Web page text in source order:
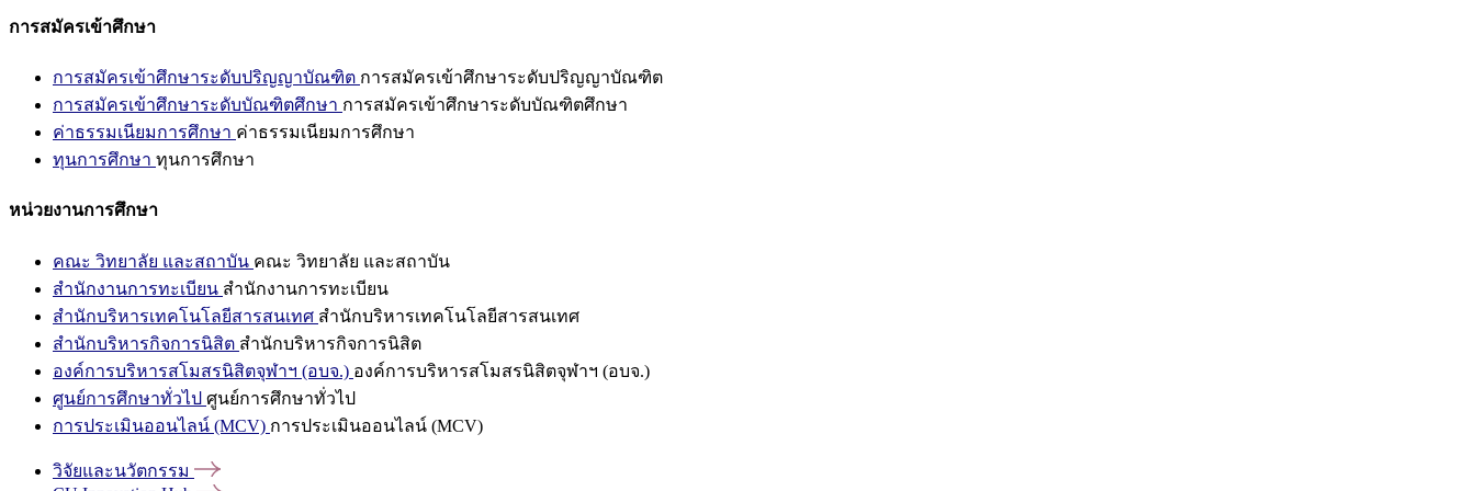
การสมัครเข้าศึกษา
การสมัครเข้าศึกษาระดับปริญญาบัณฑิต การสมัครเข้าศึกษาระดับปริญญาบัณฑิต
การสมัครเข้าศึกษาระดับบัณฑิตศึกษา การสมัครเข้าศึกษาระดับบัณฑิตศึกษา
ค่าธรรมเนียมการศึกษา ค่าธรรมเนียมการศึกษา
ทุนการศึกษา ทุนการศึกษา
หน่วยงานการศึกษา
คณะ วิทยาลัย และสถาบัน คณะ วิทยาลัย และสถาบัน
สำนักงานการทะเบียน สำนักงานการทะเบียน
สำนักบริหารเทคโนโลยีสารสนเทศ สำนักบริหารเทคโนโลยีสารสนเทศ
สำนักบริหารกิจการนิสิต สำนักบริหารกิจการนิสิต
องค์การบริหารสโมสรนิสิตจุฬาฯ (อบจ.) องค์การบริหารสโมสรนิสิตจุฬาฯ (อบจ.)
ศูนย์การศึกษาทั่วไป ศูนย์การศึกษาทั่วไป
การประเมินออนไลน์ (MCV) การประเมินออนไลน์ (MCV)
วิจัยและนวัตกรรม